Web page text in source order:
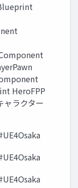
HeroFPP
ラクター